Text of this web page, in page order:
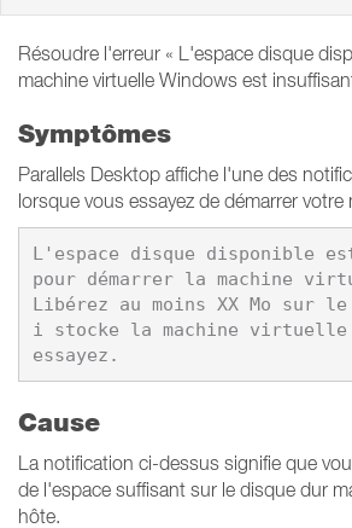
Résoudre l'erreur « L'espace disque
machine virtuelle Windows est
Symptômes
Parallels Desktop affiche l'une des
lorsque vous essayez de démarrer votre
L'espace disque disponible
pour démarrer la machine
Libérez au moins XX Mo sur
i stocke la machine virtuelle
essayez.
Cause
La notification ci-dessus signifie que
de l'espace suffisant sur le disque dur
hôte.